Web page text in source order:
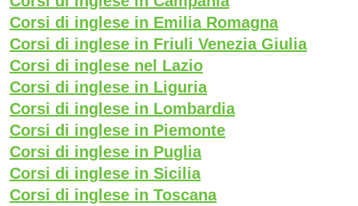
Corsi di inglese in Emilia Romagna
Corsi di inglese in Friuli Venezia Giulia
Corsi di inglese nel Lazio
Corsi di inglese in Liguria
Corsi di inglese in Lombardia
Corsi di inglese in Piemonte
Corsi di inglese in Puglia
Corsi di inglese in Sicilia
Corsi di inglese in Toscana